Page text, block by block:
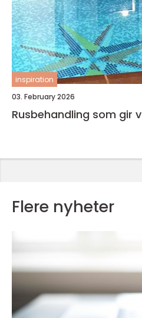
inspiration
03. February 2026
Rusbehandling som gir
Flere nyheter